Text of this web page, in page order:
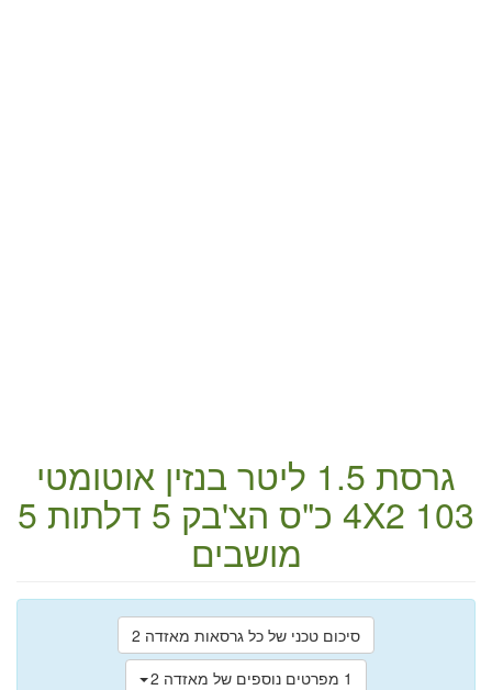
גרסת 1.5 ליטר בנזין אוטומטי
4X2 103 כ"ס הצ'בק 5
מושבים
סיכום טכני של כל גרסאות מאזדה 2
1 מפרטים נוספים של מאזדה 2